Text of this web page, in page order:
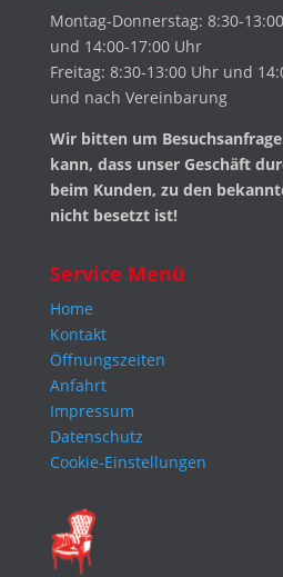
Montag-Donnerstag: 8:30-
und 14:00-17:00 Uhr
Freitag: 8:30-13:00 Uhr und
und nach Vereinbarung
Wir bitten um
kann, dass unser Geschäft
beim Kunden, zu den
nicht besetzt ist!
Service Menü
Home
Kontakt
Öffnungszeiten
Anfahrt
Impressum
Datenschutz
Cookie-Einstellungen